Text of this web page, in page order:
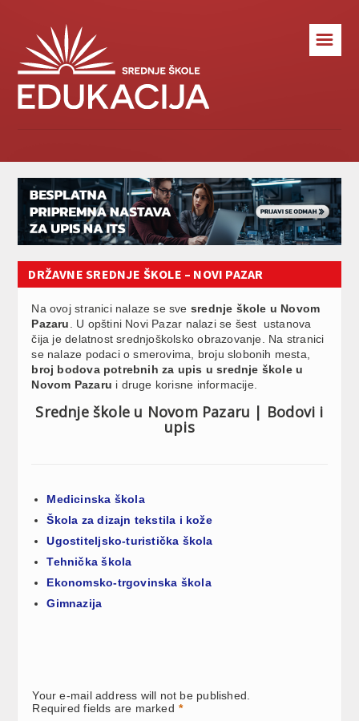
☰
DRŽAVNE SREDNJE ŠKOLE – NOVI PAZAR
Na ovoj stranici nalaze se sve srednje škole u Novom
Pazaru
. U opštini Novi Pazar nalazi se šest ustanova
čija je delatnost srednjoškolsko obrazovanje. Na stranici
se nalaze podaci o smerovima, broju slobonih mesta,
broj bodova potrebnih za upis u srednje škole u
Novom Pazaru i druge korisne informacije.
Srednje škole u Novom Pazaru | Bodovi i
upis
Medicinska škola
Škola za dizajn tekstila i kože
Ugostiteljsko-turistička škola
Tehnička škola
Ekonomsko-trgovinska škola
Gimnazija
Your e-mail address will not be published.
Required fields are marked *